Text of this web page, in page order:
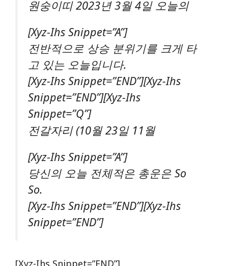
원숭이띠 2023년 3월 4일 오늘의
[xyz-Ihs Snippet=”A”]
전반적으로 상승 분위기를 크게 타
고 있는 오늘입니다.
[xyz-Ihs Snippet=”END”][xyz-Ihs
Snippet=”END”][xyz-Ihs
Snippet=”Q”]
전갈자리 (10월 23일 11월
[xyz-Ihs Snippet=”A”]
당신의 오늘 전체적은 총운은 So
So.
[xyz-Ihs Snippet=”END”][xyz-Ihs
Snippet=”END”]